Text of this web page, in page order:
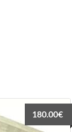
180.00€